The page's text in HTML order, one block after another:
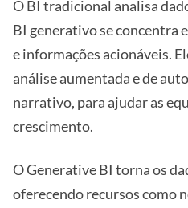
O BI tradicional analisa
BI generativo se concentra
e informações acionáveis.
análise aumentada e de
narrativo, para ajudar as
crescimento.
O Generative BI torna os
oferecendo recursos como